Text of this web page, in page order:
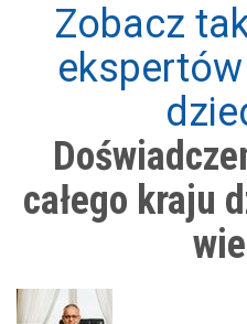
Zobacz
całego kraju